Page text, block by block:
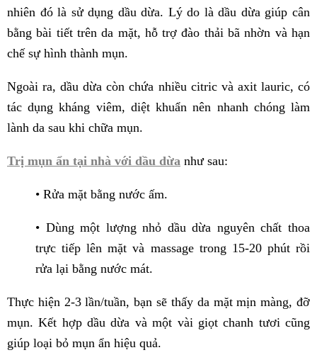
nhiên đó là sử dụng dầu dừa. Lý do là dầu dừa giúp cân
bằng bài tiết trên da mặt, hỗ trợ đào thải bã nhờn và hạn
chế sự hình thành mụn.
Ngoài ra, dầu dừa còn chứa nhiều citric và axit lauric, có
tác dụng kháng viêm, diệt khuẩn nên nhanh chóng làm
lành da sau khi chữa mụn.
Trị mụn ẩn tại nhà với dầu dừa như sau:
• Rửa mặt bằng nước ấm.
• Dùng một lượng nhỏ dầu dừa nguyên chất thoa
trực tiếp lên mặt và massage trong 15-20 phút rồi
rửa lại bằng nước mát.
Thực hiện 2-3 lần/tuần, bạn sẽ thấy da mặt mịn màng, đỡ
mụn. Kết hợp dầu dừa và một vài giọt chanh tươi cũng
giúp loại bỏ mụn ẩn hiệu quả.